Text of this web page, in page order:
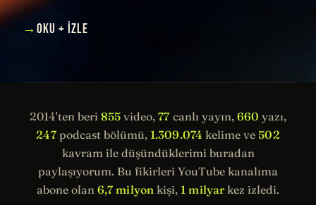
→ OKU + İZLE
2014'ten beri 855 video,77canlı yayın, 660 yazı,
247podcast bölümü, 1.309.074 kelime ve 502
kavram ile düşündüklerimi buradan
paylaşıyorum. Bu fikirleri YouTube kanalıma
abone olan 6,7 milyon kişi, 1 milyarkez izledi.